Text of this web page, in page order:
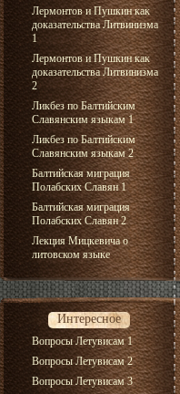
Лермонтов и Пушкин как
доказательства Литвинизма
1
Лермонтов и Пушкин как
доказательства Литвинизма
2
Ликбез по Балтийским
Славянским языкам 1
Ликбез по Балтийским
Славянским языкам 2
Балтийская миграция
Полабских Славян 1
Балтийская миграция
Полабских Славян 2
Лекция Мицкевича о
литовском языке
Интересное
Вопросы Летувисам 1
Вопросы Летувисам 2
Вопросы Летувисам 3